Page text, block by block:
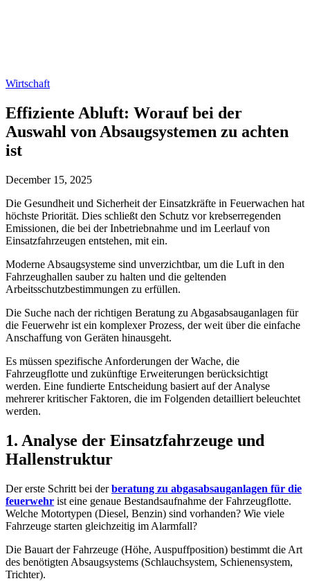
Wirtschaft
Effiziente Abluft: Worauf bei der
Auswahl von Absaugsystemen zu achten
ist
December 15, 2025
Die Gesundheit und Sicherheit der Einsatzkräfte in Feuerwachen hat
höchste Priorität. Dies schließt den Schutz vor krebserregenden
Emissionen, die bei der Inbetriebnahme und im Leerlauf von
Einsatzfahrzeugen entstehen, mit ein.
Moderne Absaugsysteme sind unverzichtbar, um die Luft in den
Fahrzeughallen sauber zu halten und die geltenden
Arbeitsschutzbestimmungen zu erfüllen.
Die Suche nach der richtigen Beratung zu Abgasabsauganlagen für
die Feuerwehr ist ein komplexer Prozess, der weit über die einfache
Anschaffung von Geräten hinausgeht.
Es müssen spezifische Anforderungen der Wache, die
Fahrzeugflotte und zukünftige Erweiterungen berücksichtigt
werden. Eine fundierte Entscheidung basiert auf der Analyse
mehrerer kritischer Faktoren, die im Folgenden detailliert beleuchtet
werden.
1. Analyse der Einsatzfahrzeuge und
Hallenstruktur
Der erste Schritt bei derberatung zu abgasabsauganlagen für die
feuerwehr ist eine genaue Bestandsaufnahme der Fahrzeugflotte.
Welche Motortypen (Diesel, Benzin) sind vorhanden? Wie viele
Fahrzeuge starten gleichzeitig im Alarmfall?
Die Bauart der Fahrzeuge (Höhe, Auspuffposition) bestimmt die Art
des benötigten Absaugsystems (Schlauchsystem, Schienensystem,
Trichter).